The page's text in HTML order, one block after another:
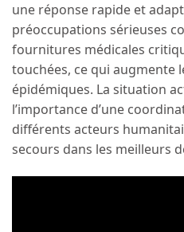
une réponse rapide et
préoccupations sérieuses
fournitures médicales
touchées, ce qui augmente
épidémiques. La situation
l’importance d’une
différents acteurs
secours dans les meilleurs